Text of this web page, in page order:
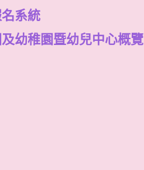
系統
幼稚園暨幼兒中心概覽